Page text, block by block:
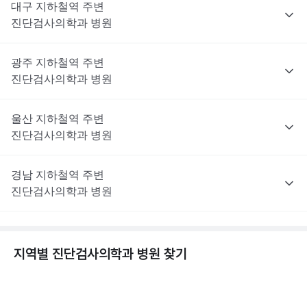
대구 지하철역 주변
진단검사의학과 병원
광주 지하철역 주변
진단검사의학과 병원
울산 지하철역 주변
진단검사의학과 병원
경남 지하철역 주변
진단검사의학과 병원
지역별 진단검사의학과 병원 찾기